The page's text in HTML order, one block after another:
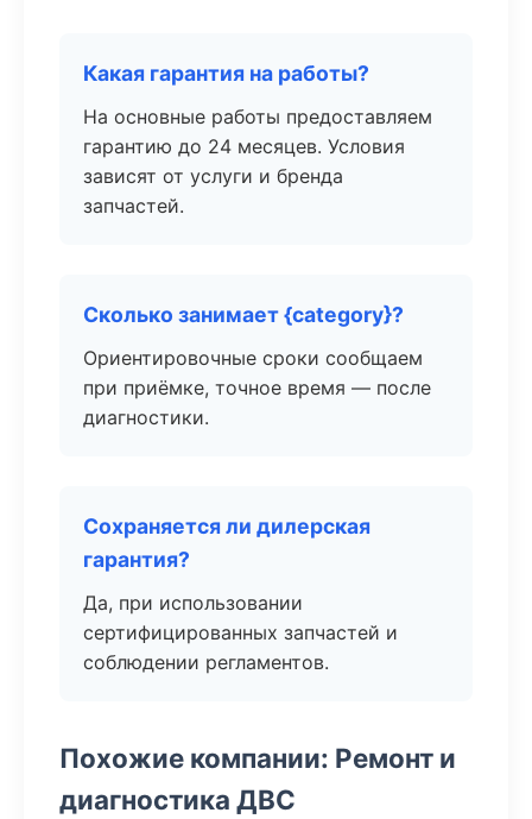
Какая гарантия на работы?
На основные работы предоставляем
гарантию до 24 месяцев. Условия
зависят от услуги и бренда
запчастей.
Сколько занимает {category}?
Ориентировочные сроки сообщаем
при приёмке, точное время — после
диагностики.
Сохраняется ли дилерская
гарантия?
Да, при использовании
сертифицированных запчастей и
соблюдении регламентов.
Похожие компании: Ремонт и
диагностика ДВС